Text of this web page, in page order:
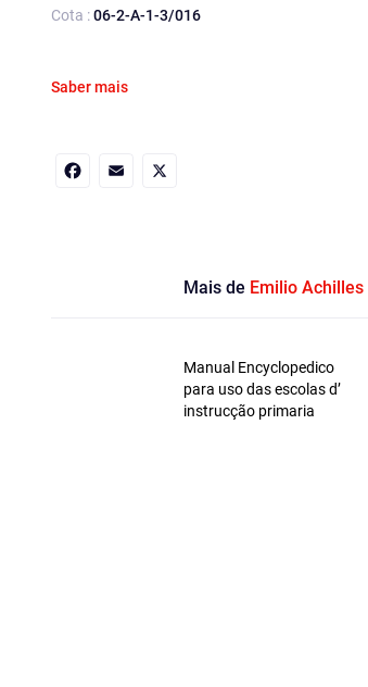
Cota :06-2-A-1-3/016
Saber mais
Mais de Emilio
Manual Encyclopedico
para uso das escolas d’
instrucção primaria